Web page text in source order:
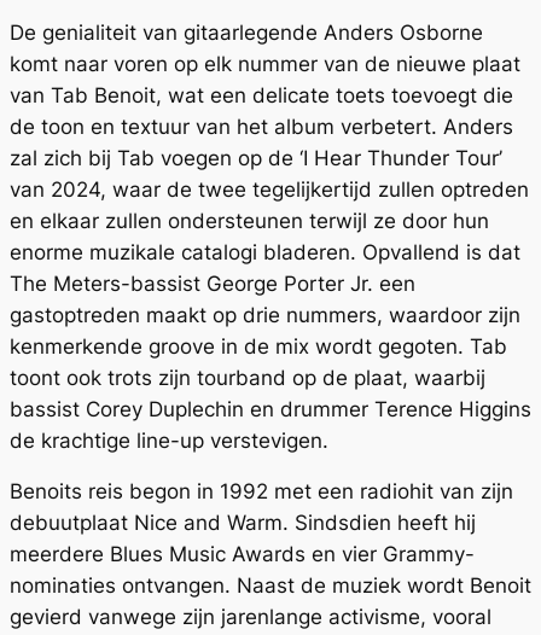
De genialiteit van gitaarlegende Anders Osborne
komt naar voren op elk nummer van de nieuwe plaat
van Tab Benoit, wat een delicate toets toevoegt die
de toon en textuur van het album verbetert. Anders
zal zich bij Tab voegen op de ‘I Hear Thunder Tour’
van 2024, waar de twee tegelijkertijd zullen optreden
en elkaar zullen ondersteunen terwijl ze door hun
enorme muzikale catalogi bladeren. Opvallend is dat
The Meters-bassist George Porter Jr. een
gastoptreden maakt op drie nummers, waardoor zijn
kenmerkende groove in de mix wordt gegoten. Tab
toont ook trots zijn tourband op de plaat, waarbij
bassist Corey Duplechin en drummer Terence Higgins
de krachtige line-up verstevigen.
Benoits reis begon in 1992 met een radiohit van zijn
debuutplaat Nice and Warm. Sindsdien heeft hij
meerdere Blues Music Awards en vier Grammy-
nominaties ontvangen. Naast de muziek wordt Benoit
gevierd vanwege zijn jarenlange activisme, vooral